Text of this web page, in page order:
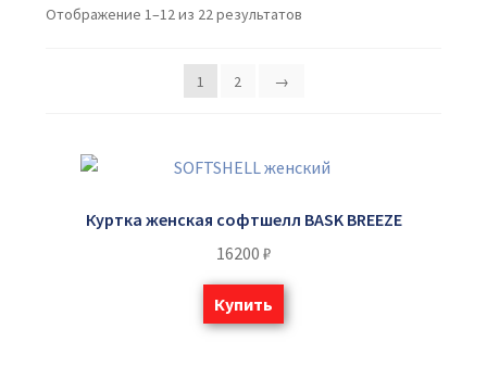
Отображение 1–12 из 22 результатов
1 2 →
Куртка женская софтшелл BASK BREEZE
16200 ₽
Купить